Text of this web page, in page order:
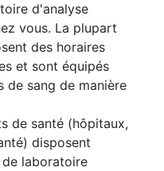
d'analyse
vous. La plupart
des horaires
et sont équipés
de sang de manière
de santé (hôpitaux,
disposent
laboratoire